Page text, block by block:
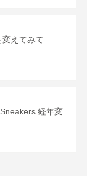
えてみて
経年変